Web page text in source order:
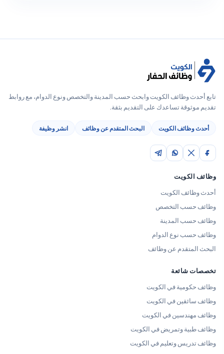
تابع أحدث وظائف الكويت وابحث حسب المدينة والتخصص ونوع الدوام، مع روابط
تقديم موثوقة تساعدك على التقديم بثقة.
أحدث وظائف الكويت البحث المتقدم عن وظائف انشر وظيفة
وظائف الكويت
أحدث وظائف الكويت
وظائف حسب التخصص
وظائف حسب المدينة
وظائف حسب نوع الدوام
البحث المتقدم عن وظائف
تخصصات شائعة
وظائف حكومية في الكويت
وظائف سائقين في الكويت
وظائف مهندسين في الكويت
وظائف طبية وتمريض في الكويت
وظائف تدريس وتعليم في الكويت